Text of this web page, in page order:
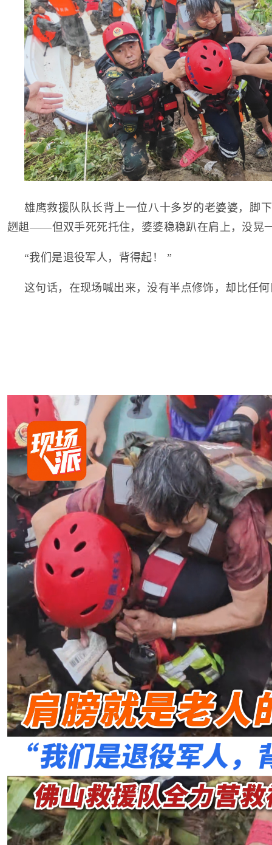
雄鹰救援队队长背上一位八十多岁的老婆婆，脚
趔趄——但双手死死托住，婆婆稳稳趴在肩上，没晃
“我们是退役军人，背得起！ ”
这句话，在现场喊出来，没有半点修饰，却比任